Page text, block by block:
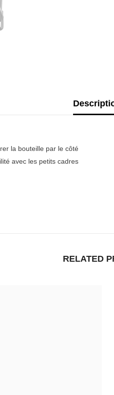
la bouteille par le côté
avec les petits cadres
RELATED